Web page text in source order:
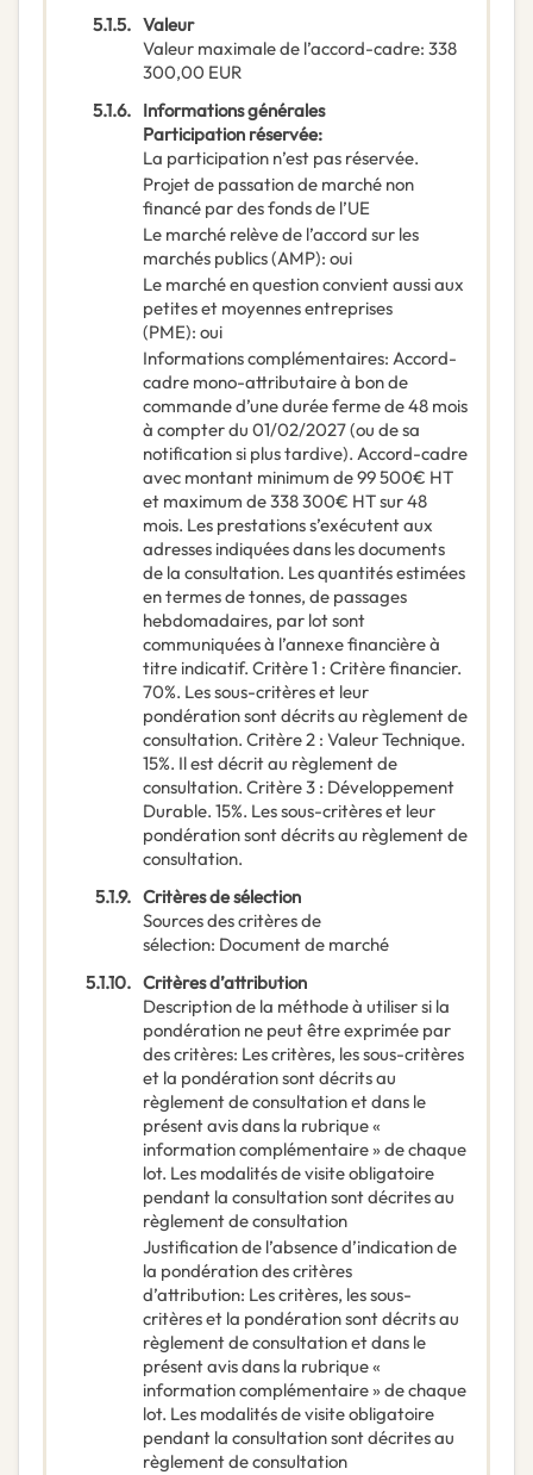
5.1.5. Valeur
Valeur maximale de l’accord-cadre: 338
300,00 EUR
5.1.6. Informations générales
Participation réservée:
La participation n’est pas réservée.
Projet de passation de marché non
financé par des fonds de l’UE
Le marché relève de l’accord sur les
marchés publics (AMP): oui
Le marché en question convient aussi aux
petites et moyennes entreprises
(PME): oui
Informations complémentaires: Accord-
cadre mono-attributaire à bon de
commande d’une durée ferme de 48 mois
à compter du 01/02/2027 (ou de sa
notification si plus tardive). Accord-cadre
avec montant minimum de 99 500€ HT
et maximum de 338 300€ HT sur 48
mois. Les prestations s’exécutent aux
adresses indiquées dans les documents
de la consultation. Les quantités estimées
en termes de tonnes, de passages
hebdomadaires, par lot sont
communiquées à l’annexe financière à
titre indicatif. Critère 1 : Critère financier.
70%. Les sous-critères et leur
pondération sont décrits au règlement de
consultation. Critère 2 : Valeur Technique.
15%. Il est décrit au règlement de
consultation. Critère 3 : Développement
Durable. 15%. Les sous-critères et leur
pondération sont décrits au règlement de
consultation.
5.1.9. Critères de sélection
Sources des critères de
sélection: Document de marché
5.1.10. Critères d’attribution
Description de la méthode à utiliser si la
pondération ne peut être exprimée par
des critères: Les critères, les sous-critères
et la pondération sont décrits au
règlement de consultation et dans le
présent avis dans la rubrique «
information complémentaire » de chaque
lot. Les modalités de visite obligatoire
pendant la consultation sont décrites au
règlement de consultation
Justification de l’absence d’indication de
la pondération des critères
d’attribution: Les critères, les sous-
critères et la pondération sont décrits au
règlement de consultation et dans le
présent avis dans la rubrique «
information complémentaire » de chaque
lot. Les modalités de visite obligatoire
pendant la consultation sont décrites au
règlement de consultation